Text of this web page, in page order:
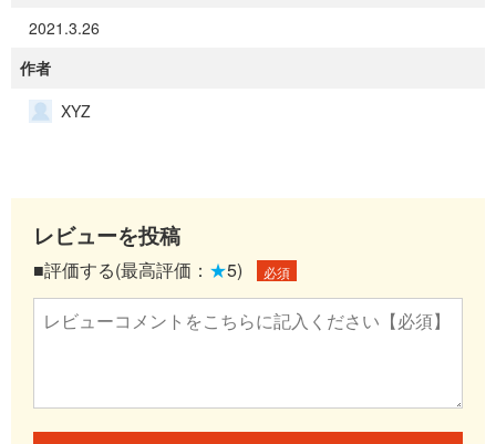
2021.3.26
作者
XYZ
レビューを投稿
■評価する(最高評価： ★5) 必須